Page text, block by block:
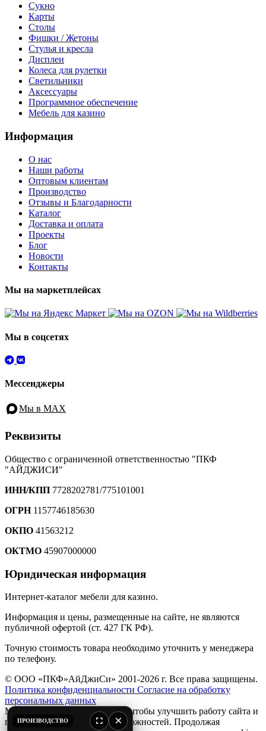
Сукно
Карты
Столы
Фишки / Жетоны
Стулья и кресла
Дисплеи
Колеса для рулетки
Светильники
Аксессуары
Программное обеспечение
Мебель для казино
Информация
О нас
Наши работы
Оптовым клиентам
Производство
Отзывы и Благодарности
Каталог
Доставка и оплата
Проекты
Блог
Новости
Контакты
Мы на маркетплейсах
Мы в соцсетях
Мессенджеры
Мы в MAX
Реквизиты
Общество с ограниченной ответственностью "ПКФ
"АЙДЖИСИ"
ИНН/КПП 7728202781/775101001
ОГРН1157746185630
ОКПО 41563212
ОКТМО 45907000000
Юридическая информация
Интернет-каталог мебели для казино.
Информация и цены, размещенные на сайте, не являются
публичной офертой (ст. 427 ГК РФ).
Точную стоимость товара необходимо уточнить у менеджера
по телефону.
© ООО «ПКФ»АйДжиСи» 2001-2026 г. Все права защищены.
Политика конфиденциальности Согласие на обработку
персональных данных
Мы используем файлыcookie , чтобы улучшить работу сайта и
предоставить вам больше возможностей. Продолжая
ПРОИЗВОДСТВО ×